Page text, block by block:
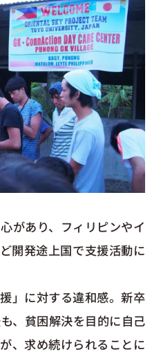
があり、フィリピンやイ
開発途上国で支援活動に
」に対する違和感。新卒
、貧困解決を目的に自己
、求め続けられることに